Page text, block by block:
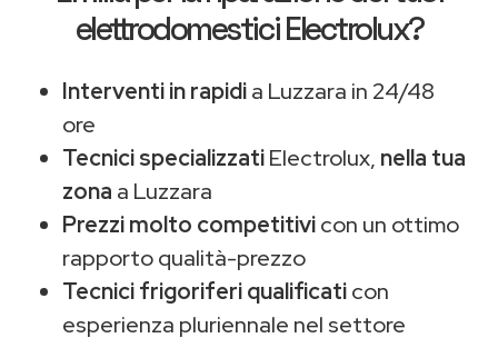
elettrodomestici Electrolux?
Interventi in rapidia Luzzara in 24/48
ore
Tecnici specializzatiElectrolux, nella tua
zona a Luzzara
Prezzi molto competitivicon un ottimo
rapporto qualità-prezzo
Tecnici frigoriferi qualificaticon
esperienza pluriennale nel settore